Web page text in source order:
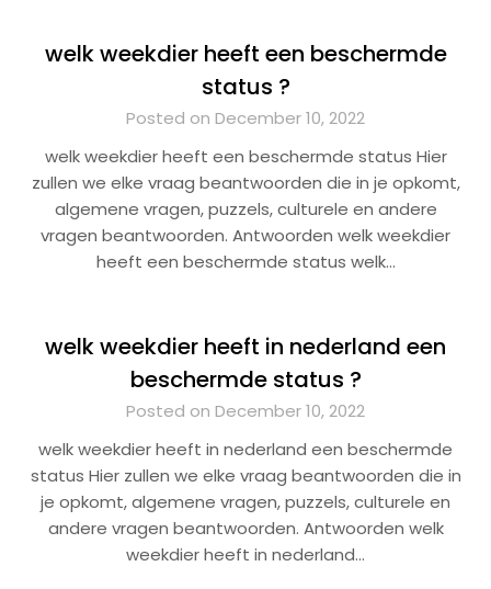
welk weekdier heeft een beschermde
status ?
Posted on December 10, 2022
welk weekdier heeft een beschermde status Hier
zullen we elke vraag beantwoorden die in je opkomt,
algemene vragen, puzzels, culturele en andere
vragen beantwoorden. Antwoorden welk weekdier
heeft een beschermde status welk…
welk weekdier heeft in nederland een
beschermde status ?
Posted on December 10, 2022
welk weekdier heeft in nederland een beschermde
status Hier zullen we elke vraag beantwoorden die in
je opkomt, algemene vragen, puzzels, culturele en
andere vragen beantwoorden. Antwoorden welk
weekdier heeft in nederland…